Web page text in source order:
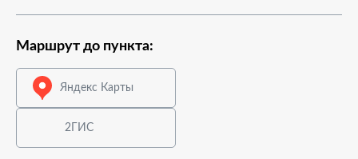
Маршрут до пункта:
Яндекс Карты
2ГИС